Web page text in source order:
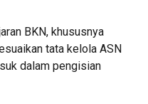
BKN, khususnya
tata kelola ASN
dalam pengisian